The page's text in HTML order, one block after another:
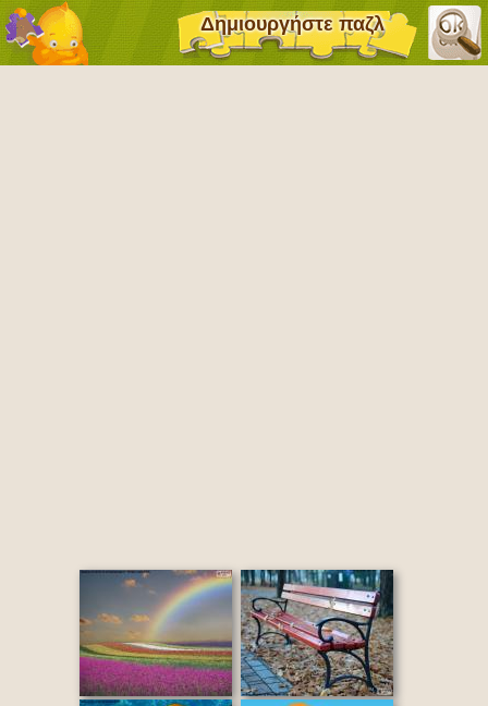
Δημιουργήστε παζλ